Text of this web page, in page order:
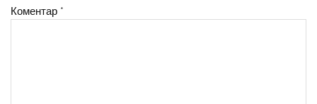
Коментар *